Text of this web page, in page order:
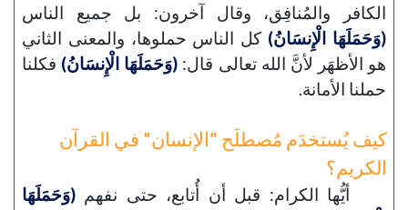
الكافر والمُنافِق، وقال آخرون: بل جميع الناس
(وَحَمَلَهَا الْإِنسَانُ) كل الناس حملوها، والمعنى الثاني
هو الأظهَر لأنَّ الله تعالى قال: (وَحَمَلَهَا الْإِنسَانُ) فكلنا
حملنا الأمانة.
كيف يُستخدَم مُصطلَح "الإنسان" في القرآن
الكريم؟
أيُّها الكرام: قبل أن أُتابع، حتى نفهم (وَحَمَلَهَا